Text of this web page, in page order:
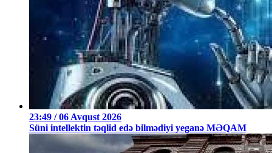
23:49 / 06 Avqust 2026
Süni intellektin təqlid edə bilmədiyi yeganə MƏQAM